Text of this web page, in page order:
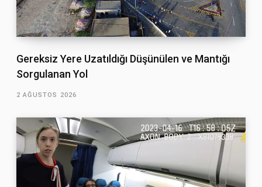
Gereksiz Yere Uzatıldığı Düşünülen ve Mantığı
Sorgulanan Yol
2 AĞUSTOS 2026